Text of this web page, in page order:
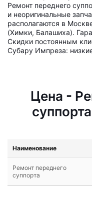
Ремонт переднего
и неоригинальные
располагаются в
(Химки, Балашиха).
Скидки постоянным
Субару Импреза:
Цена -
Наименование
Ремонт переднего
суппорта